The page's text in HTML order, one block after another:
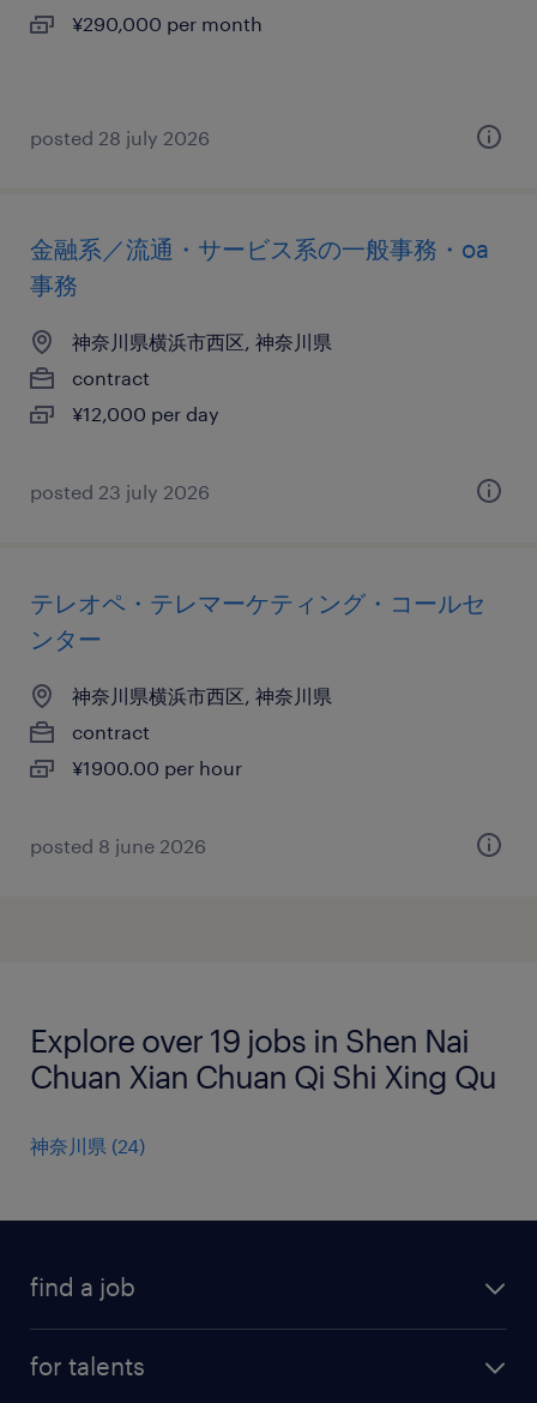
¥290,000 per month
posted 28 july 2026
金融系／流通・サービス系の一般事務・oa
事務
神奈川県横浜市西区, 神奈川県
contract
¥12,000 per day
posted 23 july 2026
テレオペ・テレマーケティング・コールセ
ンター
神奈川県横浜市西区, 神奈川県
contract
¥1900.00 per hour
posted 8 june 2026
Explore over 19 jobs in Shen Nai
Chuan Xian Chuan Qi Shi Xing Qu
神奈川県 (24)
find a job
for talents